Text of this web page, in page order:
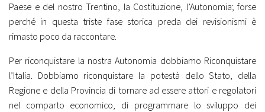
Paese e del nostro Trentino, la Costituzione, l’Autonomia; forse
perché in questa triste fase storica preda dei revisionismi è
rimasto poco da raccontare.
Per riconquistare la nostra Autonomia dobbiamo Riconquistare
l’Italia. Dobbiamo riconquistare la potestà dello Stato, della
Regione e della Provincia di tornare ad essere attori e regolatori
nel comparto economico, di programmare lo sviluppo dei